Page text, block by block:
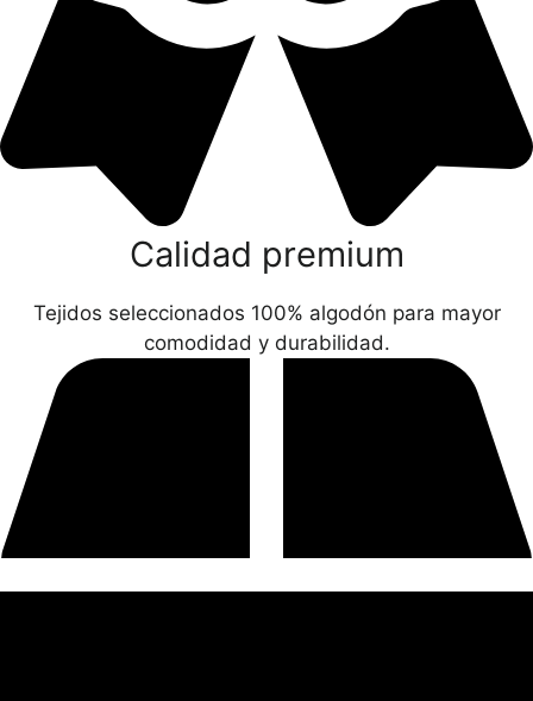
Calidad premium
Tejidos seleccionados 100% algodón para mayor
comodidad y durabilidad.